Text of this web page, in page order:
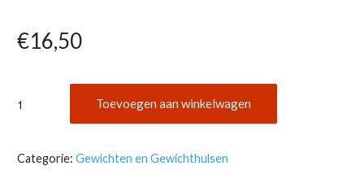
€16,50
gewichthuls
mat
Toevoegen aan winkelwagen
Categorie: Gewichten en Gewichthulsen